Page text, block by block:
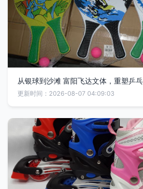
从银球到沙滩 富阳飞达文体，重塑乒
更新时间：2026-08-07 04:09:03